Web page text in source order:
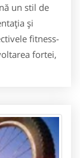
un stil de
și
fitness-
fortei,